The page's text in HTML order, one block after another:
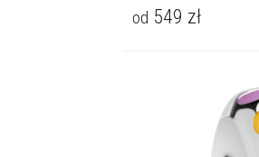
od 549 zł